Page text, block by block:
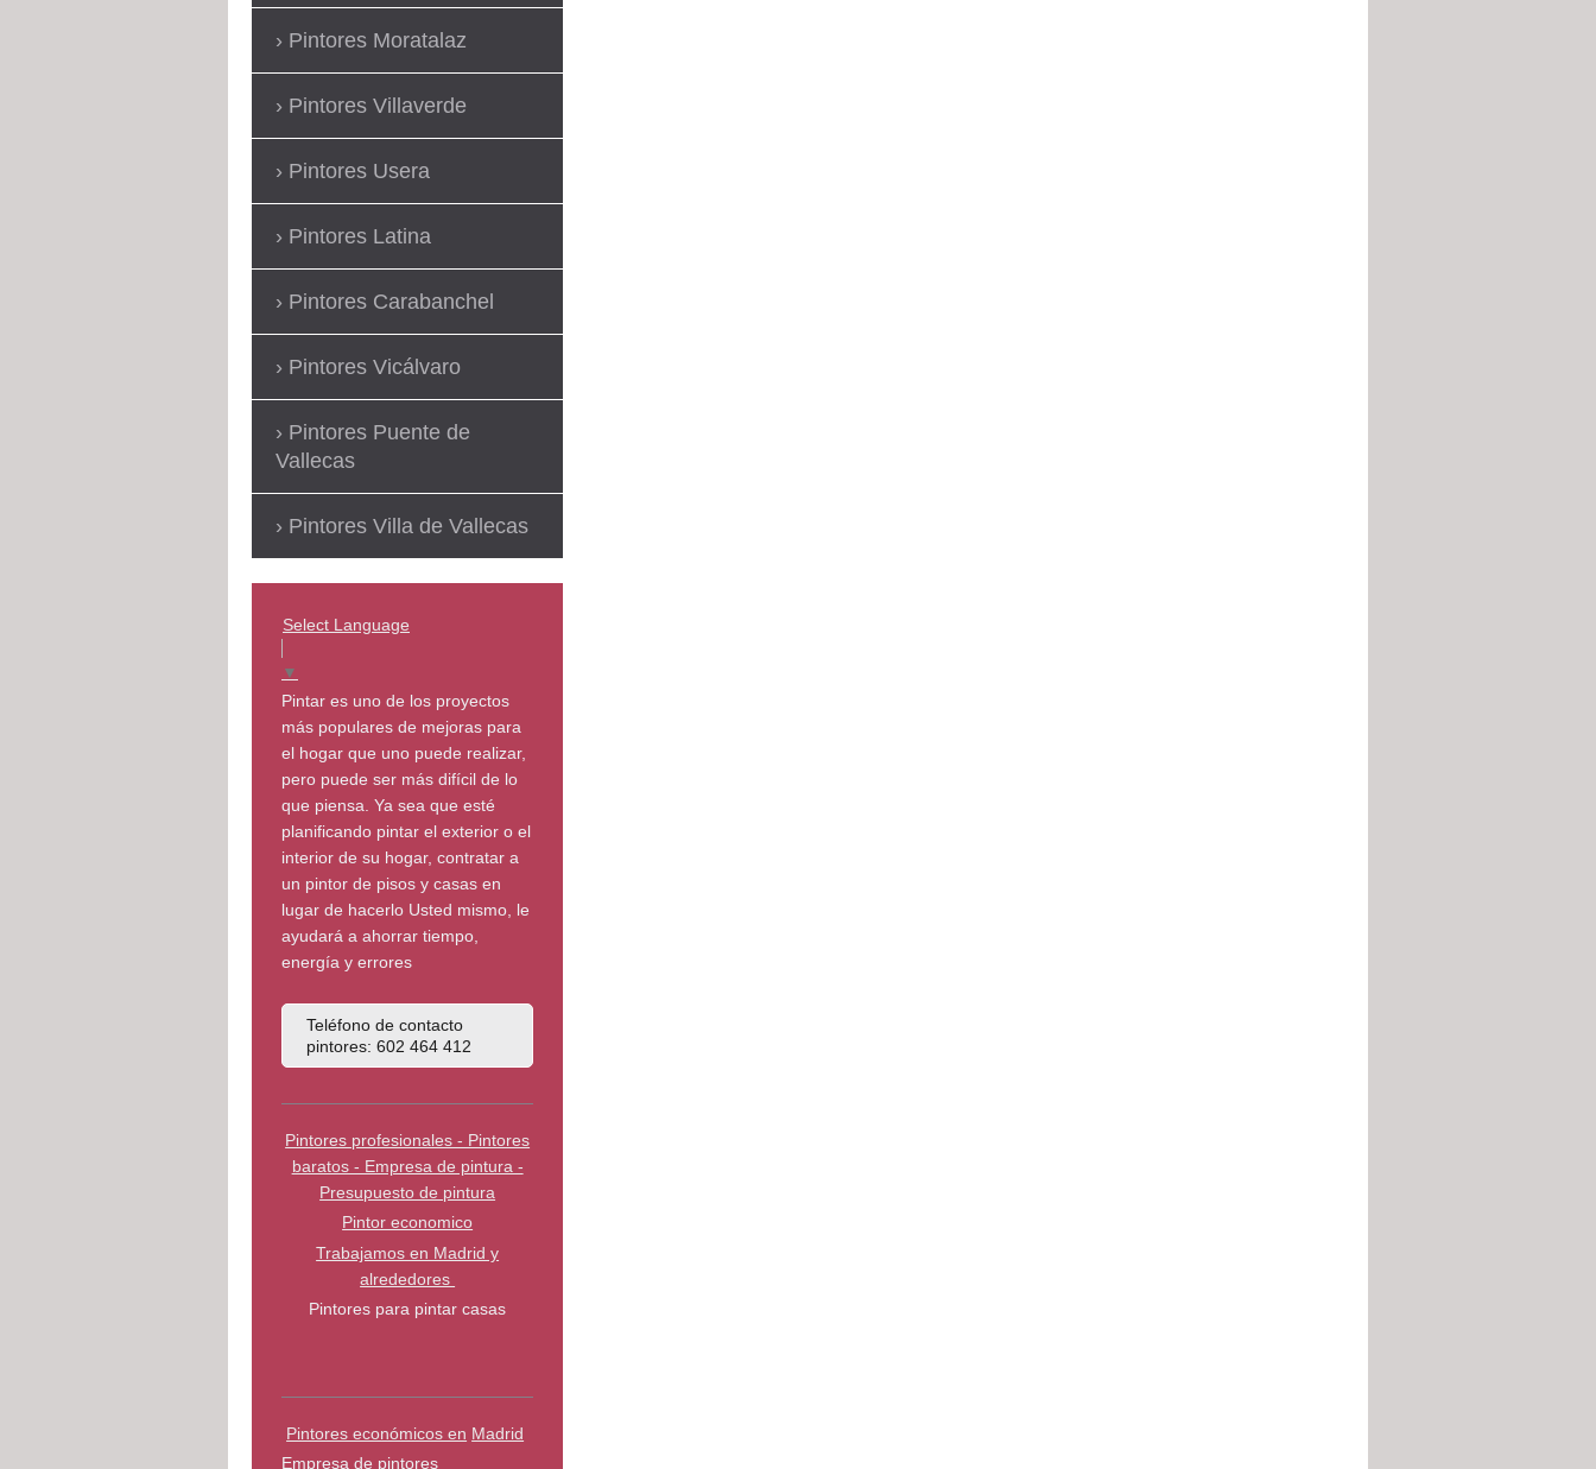
Pintores Moratalaz
Pintores Villaverde
Pintores Usera
Pintores Latina
Pintores Carabanchel
Pintores Vicálvaro
Pintores Puente de
Vallecas
Pintores Villa de Vallecas
Select Language
▼
Pintar es uno de los proyectos
más populares de mejoras para
el hogar que uno puede realizar,
pero puede ser más difícil de lo
que piensa. Ya sea que esté
planificando pintar el exterior o el
interior de su hogar, contratar a
un pintor de pisos y casas en
lugar de hacerlo Usted mismo, le
ayudará a ahorrar tiempo,
energía y errores
Teléfono de contacto
pintores: 602 464 412
Pintores profesionales - Pintores
baratos - Empresa de pintura -
Presupuesto de pintura
Pintor economico
Trabajamos en Madrid y
alrededores
Pintores para pintar casas
Pintores económicos en Madrid
Empresa de pintores